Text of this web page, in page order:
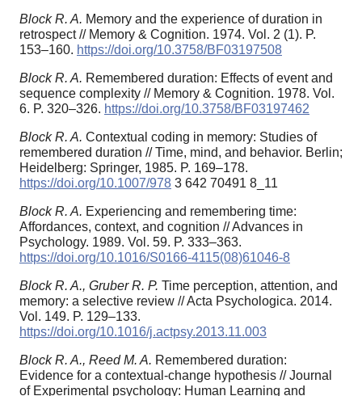
Block R. A. Memory and the experience of duration in
retrospect // Memory & Cognition. 1974. Vol. 2 (1). P.
153–160. https://doi.org/10.3758/BF03197508
Block R. A. Remembered duration: Effects of event and
sequence complexity // Memory & Cognition. 1978. Vol.
6. P. 320–326. https://doi.org/10.3758/BF03197462
Block R. A. Contextual coding in memory: Studies of
remembered duration // Time, mind, and behavior. Berlin;
Heidelberg: Springer, 1985. P. 169–178.
https://doi.org/10.1007/978 3 642 70491 8_11
Block R. A. Experiencing and remembering time:
Affordances, context, and cognition // Advances in
Psychology. 1989. Vol. 59. P. 333–363.
https://doi.org/10.1016/S0166-4115(08)61046-8
Block R. A., Gruber R. P. Time perception, attention, and
memory: a selective review // Acta Psychologica. 2014.
Vol. 149. P. 129–133.
https://doi.org/10.1016/j.actpsy.2013.11.003
Block R. A., Reed M. A. Remembered duration:
Evidence for a contextual-change hypothesis // Journal
of Experimental psychology: Human Learning and